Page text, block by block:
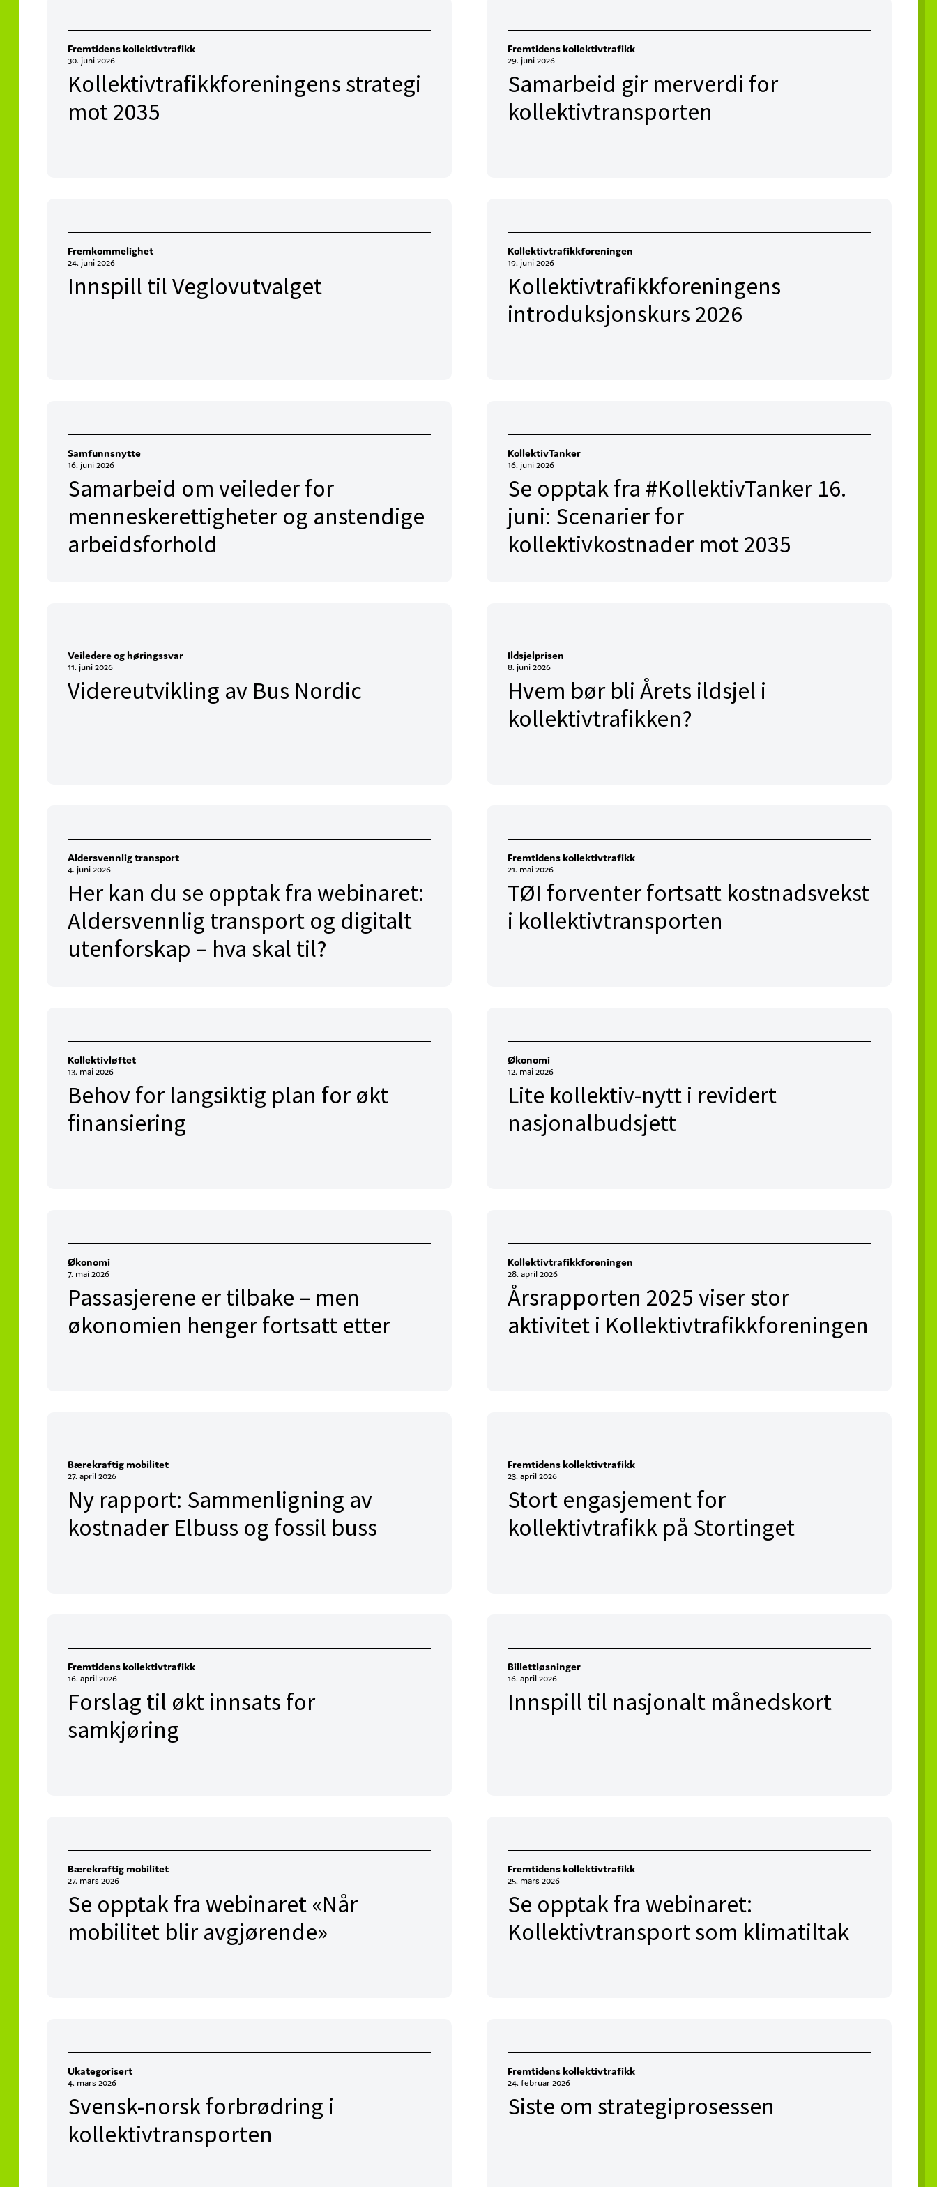
Fremtidens kollektivtrafikk
30. juni 2026
Kollektivtrafikkforeningens strategi
mot 2035
Fremtidens kollektivtrafikk
29. juni 2026
Samarbeid gir merverdi for
kollektivtransporten
Fremkommelighet
24. juni 2026
Innspill til Veglovutvalget
Kollektivtrafikkforeningen
19. juni 2026
Kollektivtrafikkforeningens
introduksjonskurs 2026
Samfunnsnytte
16. juni 2026
Samarbeid om veileder for
menneskerettigheter og anstendige
arbeidsforhold
KollektivTanker
16. juni 2026
Se opptak fra #KollektivTanker 16.
juni: Scenarier for
kollektivkostnader mot 2035
Veiledere og høringssvar
11. juni 2026
Videreutvikling av Bus Nordic
Ildsjelprisen
8. juni 2026
Hvem bør bli Årets ildsjel i
kollektivtrafikken?
Aldersvennlig transport
4. juni 2026
Her kan du se opptak fra webinaret:
Aldersvennlig transport og digitalt
utenforskap – hva skal til?
Fremtidens kollektivtrafikk
21. mai 2026
TØI forventer fortsatt kostnadsvekst
i kollektivtransporten
Kollektivløftet
13. mai 2026
Behov for langsiktig plan for økt
finansiering
Økonomi
12. mai 2026
Lite kollektiv-nytt i revidert
nasjonalbudsjett
Økonomi
7. mai 2026
Passasjerene er tilbake – men
økonomien henger fortsatt etter
Kollektivtrafikkforeningen
28. april 2026
Årsrapporten 2025 viser stor
aktivitet i Kollektivtrafikkforeningen
Bærekraftig mobilitet
27. april 2026
Ny rapport: Sammenligning av
kostnader Elbuss og fossil buss
Fremtidens kollektivtrafikk
23. april 2026
Stort engasjement for
kollektivtrafikk på Stortinget
Fremtidens kollektivtrafikk
16. april 2026
Forslag til økt innsats for
samkjøring
Billettløsninger
16. april 2026
Innspill til nasjonalt månedskort
Bærekraftig mobilitet
27. mars 2026
Se opptak fra webinaret «Når
mobilitet blir avgjørende»
Fremtidens kollektivtrafikk
25. mars 2026
Se opptak fra webinaret:
Kollektivtransport som klimatiltak
Ukategorisert
4. mars 2026
Svensk-norsk forbrødring i
kollektivtransporten
Fremtidens kollektivtrafikk
24. februar 2026
Siste om strategiprosessen